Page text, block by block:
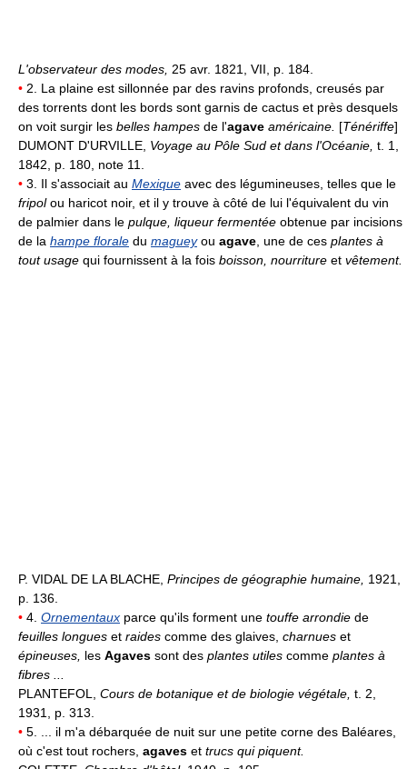
L'observateur des modes, 25 avr. 1821, VII, p. 184.
• 2. La plaine est sillonnée par des ravins profonds, creusés par
des torrents dont les bords sont garnis de cactus et près desquels
on voit surgir les belles hampes de l'agave américaine. [Ténériffe]
DUMONT D'URVILLE, Voyage au Pôle Sud et dans l'Océanie, t. 1,
1842, p. 180, note 11.
• 3. Il s'associait au Mexique avec des légumineuses, telles que le
fripolou haricot noir, et il y trouve à côté de lui l'équivalent du vin
de palmier dans le pulque, liqueur fermentée obtenue par incisions
de la hampe florale du magueyou agave , une de ces plantes à
tout usage qui fournissent à la fois boisson, nourriture et vêtement.
P. VIDAL DE LA BLACHE, Principes de géographie humaine, 1921,
p. 136.
• 4. Ornementaux parce qu'ils forment une touffe arrondie de
feuilles longues et raides comme des glaives, charnues et
épineuses, les Agaves sont des plantes utiles comme plantes à
fibres ...
PLANTEFOL, Cours de botanique et de biologie végétale, t. 2,
1931, p. 313.
• 5. ... il m'a débarquée de nuit sur une petite corne des Baléares,
où c'est tout rochers, agaves et trucs qui piquent.